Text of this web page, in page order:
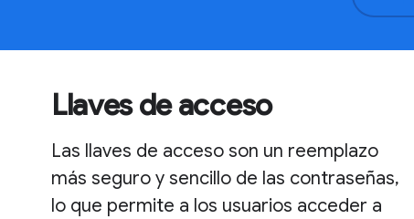
Llaves de acceso
Las llaves de acceso son un reemplazo
más seguro y sencillo de las contraseñas,
lo que permite a los usuarios acceder a